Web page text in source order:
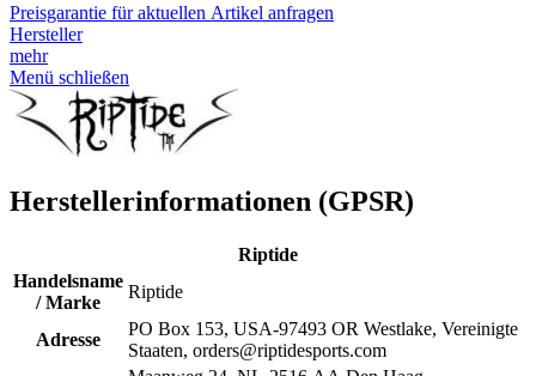
Preisgarantie für aktuellen Artikel anfragen
Hersteller
mehr
Menü schließen
Herstellerinformationen (GPSR)
Riptide
Handelsname
/ Marke
Riptide
Adresse
PO Box 153, USA-97493 OR Westlake, Vereinigte
Staaten, orders@riptidesports.com